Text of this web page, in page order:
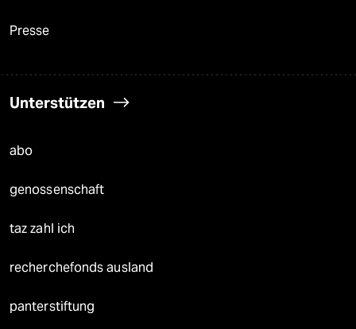
Presse
Unterstützen
abo
genossenschaft
taz zahl ich
recherchefonds ausland
panterstiftung